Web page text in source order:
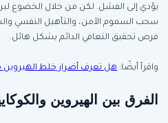
يؤدي إلى الفشل. لكن من خلال الخضوع
سحب السموم الآمن، والتأهيل النفسي
فرص تحقيق التعافي الدائم بشكل هائل.
واقرأ أيضًا:هل تعرف أضرار خلط الهيروين
الفرق بين الهيروين